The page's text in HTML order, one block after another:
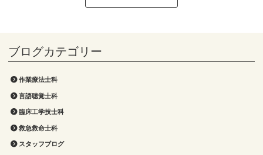
作業療法士科
言語聴覚士科
臨床工学技士科
救急救命士科
スタッフブログ